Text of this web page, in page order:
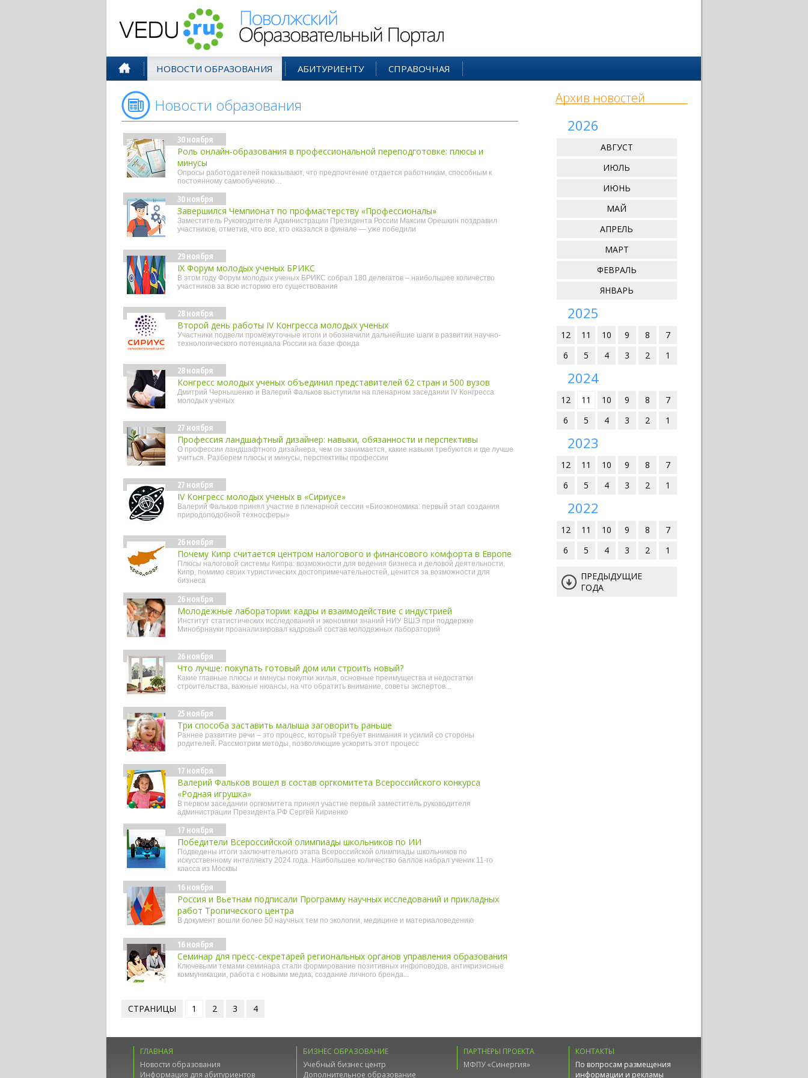
НОВОСТИ ОБРАЗОВАНИЯ АБИТУРИЕНТУ СПРАВОЧНАЯ
Новости образования
30 ноября
Роль онлайн-образования в профессиональной переподготовке: плюсы и
минусы
Опросы работодателей показывают, что предпочтение отдается работникам, способным к
постоянному самообучению…
30 ноября
Завершился Чемпионат по профмастерству «Профессионалы»
Заместитель Руководителя Администрации Президента России Максим Орешкин поздравил
участников, отметив, что все, кто оказался в финале — уже победили
29 ноября
IX Форум молодых ученых БРИКС
В этом году Форум молодых ученых БРИКС собрал 180 делегатов – наибольшее количество
участников за всю историю его существования
28 ноября
Второй день работы IV Конгресса молодых ученых
Участники подвели промежуточные итоги и обозначили дальнейшие шаги в развитии научно-
технологического потенциала России на базе фонда
28 ноября
Конгресс молодых ученых объединил представителей 62 стран и 500 вузов
Дмитрий Чернышенко и Валерий Фальков выступили на пленарном заседании IV Конгресса
молодых ученых
27 ноября
Профессия ландшафтный дизайнер: навыки, обязанности и перспективы
О профессии ландшафтного дизайнера, чем он занимается, какие навыки требуются и где лучше
учиться. Разберем плюсы и минусы, перспективы профессии
27 ноября
IV Конгресс молодых ученых в «Сириусе»
Валерий Фальков принял участие в пленарной сессии «Биоэкономика: первый этап создания
природоподобной техносферы»
26 ноября
Почему Кипр считается центром налогового и финансового комфорта в Европе
Плюсы налоговой системы Кипра: возможности для ведения бизнеса и деловой деятельности.
Кипр, помимо своих туристических достопримечательностей, ценится за возможности для
бизнеса
26 ноября
Молодежные лаборатории: кадры и взаимодействие с индустрией
Институт статистических исследований и экономики знаний НИУ ВШЭ при поддержке
Минобрнауки проанализировал кадровый состав молодежных лабораторий
26 ноября
Что лучше: покупать готовый дом или строить новый?
Какие главные плюсы и минусы покупки жилья, основные преимущества и недостатки
строительства, важные нюансы, на что обратить внимание, советы экспертов...
25 ноября
Три способа заставить малыша заговорить раньше
Раннее развитие речи – это процесс, который требует внимания и усилий со стороны
родителей. Рассмотрим методы, позволяющие ускорить этот процесс
17 ноября
Валерий Фальков вошел в состав оргкомитета Всероссийского конкурса
«Родная игрушка»
В первом заседании оргкомитета принял участие первый заместитель руководителя
администрации Президента РФ Сергей Кириенко
17 ноября
Победители Всероссийской олимпиады школьников по ИИ
Подведены итоги заключительного этапа Всероссийской олимпиады школьников по
искусственному интеллекту 2024 года. Наибольшее количество баллов набрал ученик 11-го
класса из Москвы
16 ноября
Россия и Вьетнам подписали Программу научных исследований и прикладных
работ Тропического центра
В документ вошли более 50 научных тем по экологии, медицине и материаловедению
16 ноября
Семинар для пресс-секретарей региональных органов управления образования
Ключевыми темами семинара стали формирование позитивных инфоповодов, антикризисные
коммуникации, работа с новыми медиа, создание личного бренда...
СТРАНИЦЫ 1 2 3 4
Архив новостей
2026
АВГУСТ
ИЮЛЬ
ИЮНЬ
МАЙ
АПРЕЛЬ
МАРТ
ФЕВРАЛЬ
ЯНВАРЬ
2025
12 11 10 9 8
7
6
5 4 3 2 1
2024
12 11 10 9 8
7
6
5 4 3 2 1
2023
12 11 10 9 8
7
6
5 4 3 2 1
2022
12 11 10 9 8
7
6
5 4 3 2 1
ПРЕДЫДУЩИЕ
ГОДА
ГЛАВНАЯ
Новости образования
Информация для абитуриентов
БИЗНЕС ОБРАЗОВАНИЕ
Учебный бизнес центр
Дополнительное образование
ПАРТНЕРЫ ПРОЕКТА
МФПУ «Синергия»
КОНТАКТЫ
По вопросам размещения
информации и рекламы